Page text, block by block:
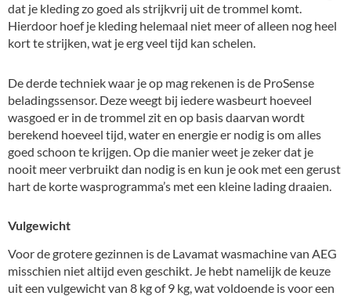
dat je kleding zo goed als strijkvrij uit de trommel komt.
Hierdoor hoef je kleding helemaal niet meer of alleen nog heel
kort te strijken, wat je erg veel tijd kan schelen.
De derde techniek waar je op mag rekenen is de ProSense
beladingssensor. Deze weegt bij iedere wasbeurt hoeveel
wasgoed er in de trommel zit en op basis daarvan wordt
berekend hoeveel tijd, water en energie er nodig is om alles
goed schoon te krijgen. Op die manier weet je zeker dat je
nooit meer verbruikt dan nodig is en kun je ook met een gerust
hart de korte wasprogramma’s met een kleine lading draaien.
Vulgewicht
Voor de grotere gezinnen is de Lavamat wasmachine van AEG
misschien niet altijd even geschikt. Je hebt namelijk de keuze
uit een vulgewicht van 8 kg of 9 kg, wat voldoende is voor een